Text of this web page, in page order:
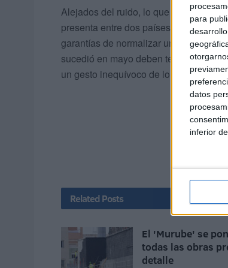
para
datos
inferior
Alejados del ruido, lo que hay que
presenta entre dos países vecinos
garantías de normalizar unos
sucedió en mayo deben tener el peso
un gesto inequívoco de lo que hay.
Related Posts
El 'Murube' se
todas las obras
detalle